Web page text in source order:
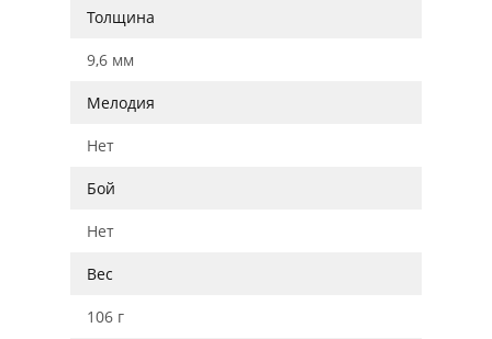
Толщина
9,6 мм
Мелодия
Нет
Бой
Нет
Вес
106 г